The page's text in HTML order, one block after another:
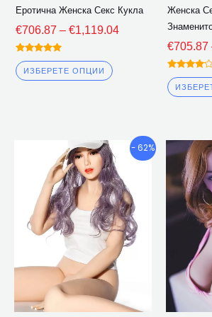
Еротична Женска Секс Кукла
€706.87 – €1,119.04
Оценена
5.00
извън 5
ИЗБЕРЕТЕ ОПЦИИ
на
страницата
Женска
€705.87
Оценена
4.00
извън 5
- 62%
Ценови
диапазон:
€681.11
през
€929.11
Този
продукт
има
множество
варианти.
Опциите
могат
да
бъдат